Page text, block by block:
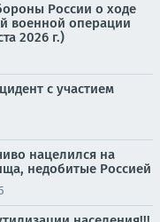
России о ходе
военной операции
2026 г.)
с участием
нацелился на
недобитые Россией